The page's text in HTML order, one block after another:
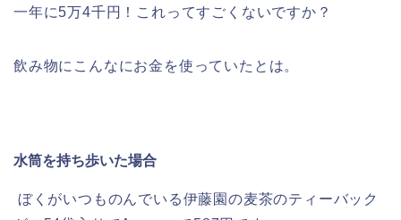
一年に5万4千円！これってすごくないですか？
飲み物にこんなにお金を使っていたとは。
水筒を持ち歩いた場合
ぼくがいつものんでいる伊藤園の麦茶のティーバック